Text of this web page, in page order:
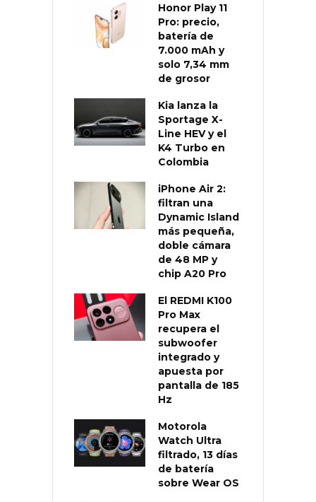
Honor Play 11
Pro: precio,
batería de
7.000 mAh y
solo 7,34 mm
de grosor
Kia lanza la
Sportage X-
Line HEV y el
K4 Turbo en
Colombia
iPhone Air 2:
filtran una
Dynamic Island
más pequeña,
doble cámara
de 48 MP y
chip A20 Pro
El REDMI K100
Pro Max
recupera el
subwoofer
integrado y
apuesta por
pantalla de 185
Hz
Motorola
Watch Ultra
filtrado, 13 días
de batería
sobre Wear OS